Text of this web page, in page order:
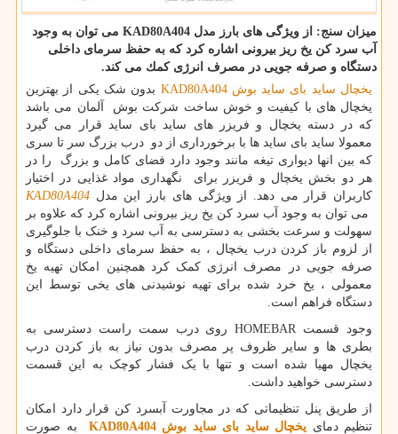
میزان سنج: از ویژگی های بارز مدل KAD80A404 می توان به وجود
آب سرد كن یخ ریز بیرونی اشاره كرد كه به حفظ سرمای داخلی
دستگاه و صرفه جویی در مصرف انرژی كمك می كند.
یخچال ساید بای ساید بوشKAD80A404 بدون شک یکی از بهترین
یخچال های با کیفیت و خوش ساخت شرکت بوش آلمان می باشد
که در دسته یخچال و فریزر های ساید بای ساید قرار می گیرد
معمولا ساید بای ساید ها با برخورداری از دو درب بزرگ سر تا سری
که بین انها دیواری تیغه مانند وجود دارد فضای کامل و بزرگ را در
هر دو بخش یخچال و فریزر برای نگهداری مواد غذایی در اختیار
کاربران قرار می دهد. از ویژگی های بارز این مدل KAD80A404
می توان به وجود آب سرد کن یخ ریز بیرونی اشاره کرد که علاوه بر
سهولت و سرعت بخشی به دسترسی به آب سرد و خنک با جلوگیری
از لزوم باز کردن درب یخچال ، به حفظ سرمای داخلی دستگاه و
صرفه جویی در مصرف انرژی کمک کرد همچنین امکان تهیه یخ
معمولی ، یخ خرد شده برای تهیه نوشیدنی های یخی توسط این
دستگاه فراهم است.
وجود قسمت HOMEBAR روی درب سمت راست دسترسی به
بطری ها و سایر ظروف پر مصرف بدون نیاز به باز کردن درب
یخچال مهیا شده است و تنها با یک فشار کوچک به این قسمت
دسترسی خواهید داشت.
از طریق پنل تنظیماتی که در مجاورت آبسرد کن قرار دارد امکان
تنظیم دمای یخچال ساید بای ساید بوشKAD80A404
به صورت